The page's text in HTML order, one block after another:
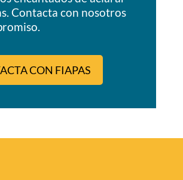
Contacta con nosotros
CON FIAPAS